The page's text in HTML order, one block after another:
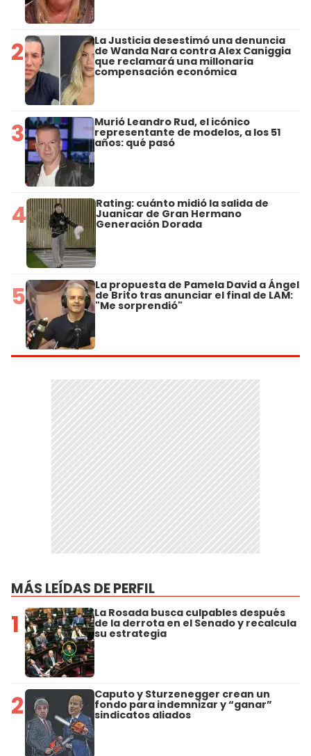
2 La Justicia desestimó una denuncia
de Wanda Nara contra Alex Caniggia
que reclamará una millonaria
compensación económica
3 Murió Leandro Rud, el icónico
representante de modelos, a los 51
años: qué pasó
4 Rating: cuánto midió la salida de
Juanicar de Gran Hermano
Generación Dorada
5 La propuesta de Pamela David a Ángel
de Brito tras anunciar el final de LAM:
"Me sorprendió"
MÁS LEÍDAS DE PERFIL
1 La Rosada busca culpables después
de la derrota en el Senado y recalcula
su estrategia
2 Caputo y Sturzenegger crean un
fondo para indemnizar y “ganar”
sindicatos aliados